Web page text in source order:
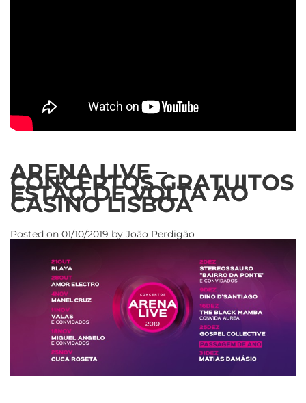
ARENA LIVE –
CONCERTOS GRATUITOS
ESTÃO DE VOLTA AO
CASINO LISBOA
Posted on 01/10/2019 by João Perdigão